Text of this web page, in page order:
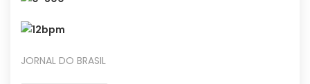
JORNAL DO BRASIL